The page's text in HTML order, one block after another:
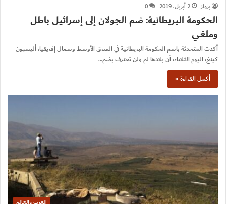
برواز
2 أبريل، 2019 0
الحكومة البريطانية: ضم الجولان إلى إسرائيل باطل
وملغي
أكدت المتحدثة باسم الحكومة البريطانية في الشرق الأوسط وشمال إفريقيا، أليسبون
كينغ، اليوم الثلاثاء، أن بلادها لم ولن تعترف بضم…
أكمل القراءة »